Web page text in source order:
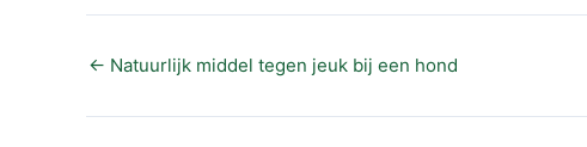
← Natuurlijk middel tegen jeuk bij een hond